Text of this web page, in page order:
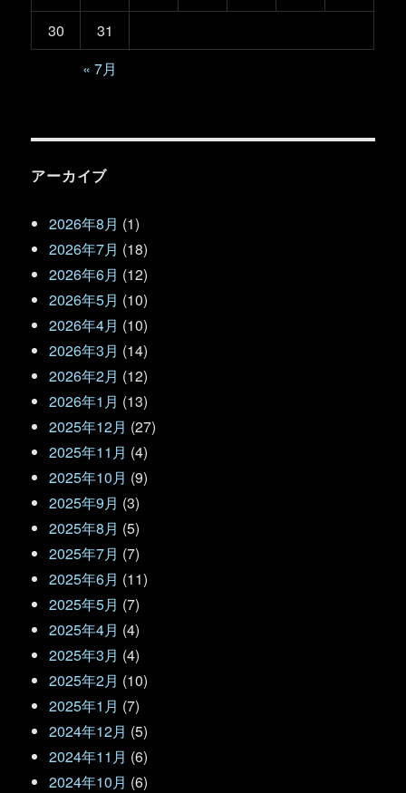
30
31
« 7月
アーカイブ
2026年8月 (1)
2026年7月 (18)
2026年6月 (12)
2026年5月 (10)
2026年4月 (10)
2026年3月 (14)
2026年2月 (12)
2026年1月 (13)
2025年12月 (27)
2025年11月 (4)
2025年10月 (9)
2025年9月 (3)
2025年8月 (5)
2025年7月 (7)
2025年6月 (11)
2025年5月 (7)
2025年4月 (4)
2025年3月 (4)
2025年2月 (10)
2025年1月 (7)
2024年12月 (5)
2024年11月 (6)
2024年10月 (6)